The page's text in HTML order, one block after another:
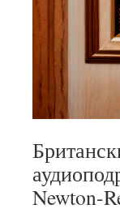
Newton-